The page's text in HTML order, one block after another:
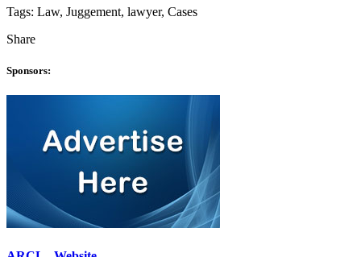
Tags: Law, Juggement, lawyer, Cases
Share
Sponsors: